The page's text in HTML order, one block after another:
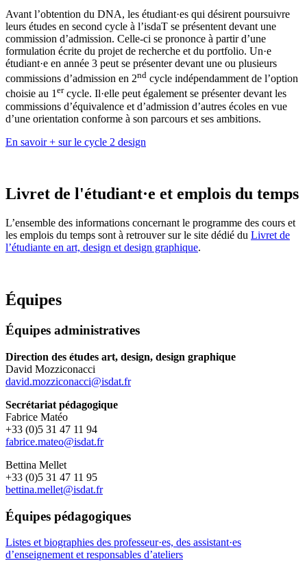
Avant l’obtention du DNA, les étudiant·es qui désirent poursuivre
leurs études en second cycle à l’isdaT se présentent devant une
commission d’admission. Celle-ci se prononce à partir d’une
formulation écrite du projet de recherche et du portfolio. Un·e
étudiant·e en année 3 peut se présenter devant une ou plusieurs
commissions d’admission en 2nd cycle indépendamment de l’option
choisie au 1ercycle. Il·elle peut également se présenter devant les
commissions d’équivalence et d’admission d’autres écoles en vue
d’une orientation conforme à son parcours et ses ambitions.
En savoir + sur le cycle 2 design
Livret de l'étudiant·e et emplois du temps
L’ensemble des informations concernant le programme des cours et
les emplois du temps sont à retrouver sur le site dédié du Livret de
l’étudiante en art, design et design graphique.
Équipes
Équipes administratives
Direction des études art, design, design graphique
David Mozziconacci
david.mozziconacci@isdat.fr
Secrétariat pédagogique
Fabrice Matéo
+33 (0)5 31 47 11 94
fabrice.mateo@isdat.fr
Bettina Mellet
+33 (0)5 31 47 11 95
bettina.mellet@isdat.fr
Équipes pédagogiques
Listes et biographies des professeur·es, des assistant·es
d’enseignement et responsables d’ateliers